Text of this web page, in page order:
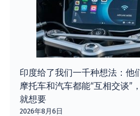
印度给了我们一千种想法：他
摩托车和汽车都能“互相交谈”
就想要
2026年8月6日